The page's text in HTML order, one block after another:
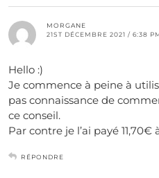
MORGANE
21ST DÉCEMBRE 2021 / 6:38
Hello :)
Je commence à peine à
pas connaissance de
ce conseil.
Par contre je l’ai payé 11,70€
RÉPONDRE